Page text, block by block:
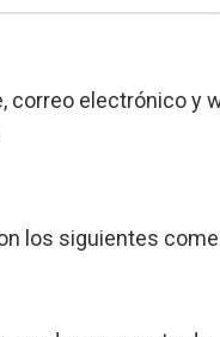
correo electrónico y
los siguientes